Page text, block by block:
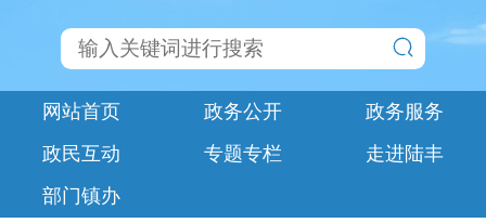
网站首页 政务公开
政务服务
政民互动
专题专栏
走进陆丰
部门镇办